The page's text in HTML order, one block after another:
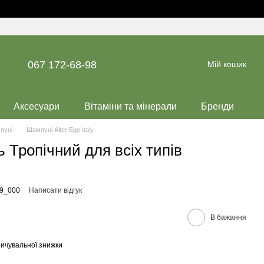
067 172-68-98 Мій кошик
Аксесуари Вітаміни та мінерали Бренди
Шампуні Alter Ego Italy
для всіх типів
Написати відгук
В бажання
знижки